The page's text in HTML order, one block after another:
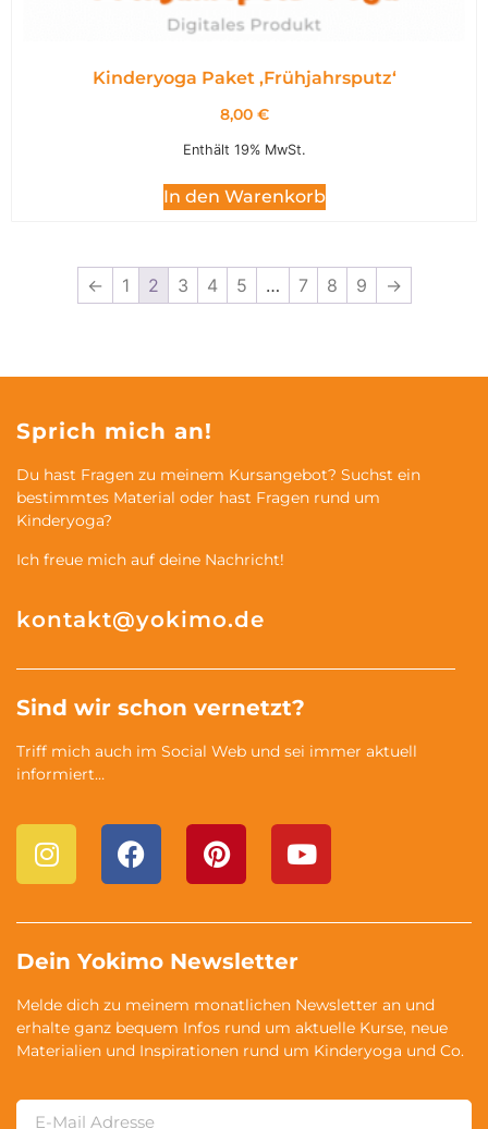
Kinderyoga Paket ,Frühjahrsputz‘
8,00 €
Enthält 19% MwSt.
In den Warenkorb
← 1 2 3 4 5 … 7 8 9 →
Sprich mich an!
Du hast Fragen zu meinem Kursangebot? Suchst ein
bestimmtes Material oder hast Fragen rund um
Kinderyoga?
Ich freue mich auf deine Nachricht!
kontakt@yokimo.de
Sind wir schon vernetzt?
Triff mich auch im Social Web und sei immer aktuell
informiert…
Dein Yokimo Newsletter
Melde dich zu meinem monatlichen Newsletter an und
erhalte ganz bequem Infos rund um aktuelle Kurse, neue
Materialien und Inspirationen rund um Kinderyoga und Co.